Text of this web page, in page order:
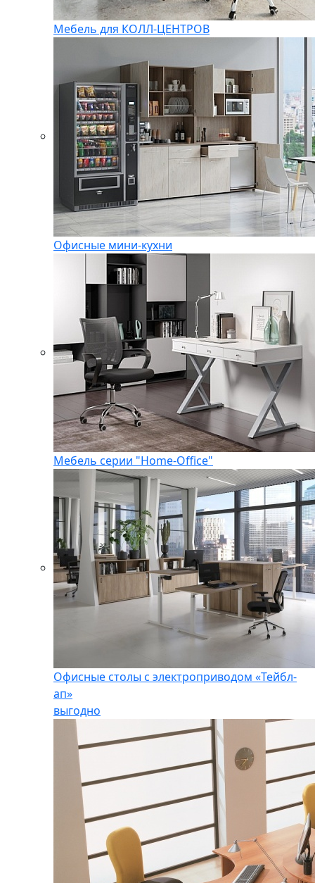
Мебель для КОЛЛ-ЦЕНТРОВ
Офисные мини-кухни
Мебель серии "Home-Office"
Офисные столы с электроприводом «Тейбл-
ап»
выгодно